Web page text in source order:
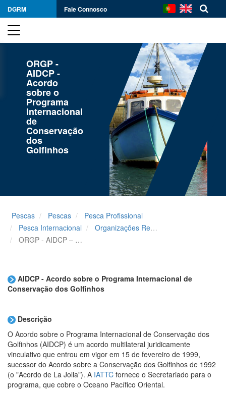
DGRM Fale Connosco
ORGP -
AIDCP -
Acordo
sobre o
Programa
Internacional
de
Conservação
dos
Golfinhos
Pescas Pescas
Pesca Profissional
Pesca Internacional
Organizações Regionais de Gestão das Pescas
ORGP - AIDCP – Acordo sobre o Programa Internacional de Conservação dos Golfinhos
AIDCP - Acordo sobre o Programa Internacional de
Conservação dos Golfinhos
Descrição
O Acordo sobre o Programa Internacional de Conservação dos
Golfinhos (AIDCP) é um acordo multilateral juridicamente
vinculativo que entrou em vigor em 15 de fevereiro de 1999,
sucessor do Acordo sobre a Conservação dos Golfinhos de 1992
(o "Acordo de La Jolla"). A IATTC fornece o Secretariado para o
programa, que cobre o Oceano Pacífico Oriental.